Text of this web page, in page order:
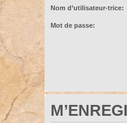
Nom d’utilisateur-trice:
Mot de passe: